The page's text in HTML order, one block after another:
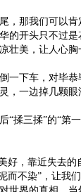
那我们可以肯
的开头只不过
壮美，让人心
下车，对毕恭
，一边掉几颗眼
三揉”的“第
，靠近失去的
而不染”，让我